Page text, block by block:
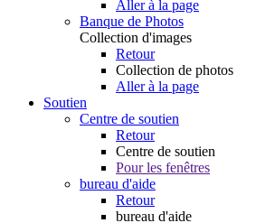
Aller à la page
Banque de Photos
Collection d'images
Retour
Collection de photos
Aller à la page
Soutien
Centre de soutien
Retour
Centre de soutien
Pour les fenêtres
bureau d'aide
Retour
bureau d'aide